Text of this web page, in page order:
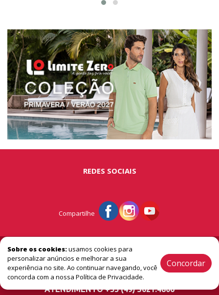
Sobre os cookies:usamos cookies para
personalizar anúncios e melhorar a sua
experiência no site. Ao continuar navegando, você
concorda com a nossa Política de Privacidade.
Concordar
REDES SOCIAIS
Compartilhe
© Portal São Miguel - A vitrine do extremo oeste
2005 / 2026 ® Todos os Direitos Reservado
ATENDIMENTO +55 (49) 3621.4806